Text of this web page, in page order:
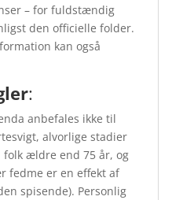
– for fuldstændig
den officielle folder.
kan også
:
anbefales ikke til
alvorlige stadier
folk ældre end 75 år, og
fedme er en effekt af
spisende). Personlig